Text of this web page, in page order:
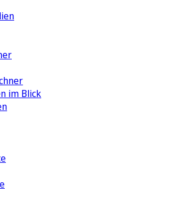
im Blick